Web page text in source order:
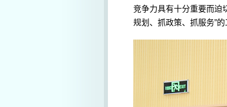
竞争力具有十分重要而迫
规划、抓政策、抓服务”